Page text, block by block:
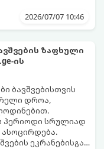
დაფუძნებული,
ამ ეტაპზე.
ის ერთი,
2026/07/07 10:46
ზაფხული
ის
ბავშვებისთვის
დროა,
პერიოდი სრულიად
ეკრანებისგან